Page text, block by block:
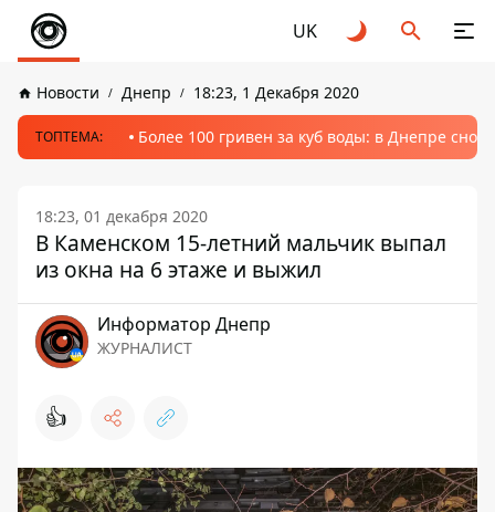
UK
Новости Днепр 18:23, 1 Декабря 2020
ТОПТЕМА: Более 100 гривен за куб воды: в Днепре
18:23, 01 декабря 2020
В Каменском 15-летний мальчик выпал
из окна на 6 этаже и выжил
Информатор Днепр
ЖУРНАЛИСТ
👍